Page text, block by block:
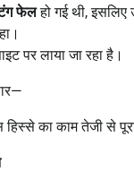
फेलहो गई थी, इसलिए
पर लाया जा रहा है।
हिस्से का काम तेजी से